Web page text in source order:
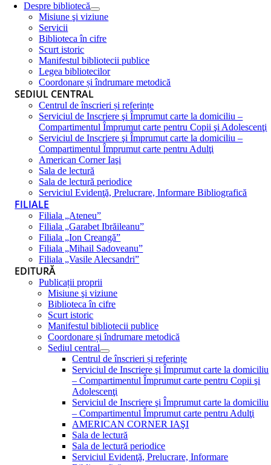
Despre bibliotecă
Misiune şi viziune
Servicii
Biblioteca în cifre
Scurt istoric
Manifestul bibliotecii publice
Legea bibliotecilor
Coordonare și îndrumare metodică
SEDIUL CENTRAL
Centrul de înscrieri și referințe
Serviciul de Inscriere şi Împrumut carte la domiciliu –
Compartimentul Împrumut carte pentru Copii şi Adolescenţi
Serviciul de Inscriere şi Împrumut carte la domiciliu –
Compartimentul Împrumut carte pentru Adulţi
American Corner Iaşi
Sala de lectură
Sala de lectură periodice
Serviciul Evidenţă, Prelucrare, Informare Bibliografică
FILIALE
Filiala „Ateneu”
Filiala „Garabet Ibrăileanu”
Filiala „Ion Creangă”
Filiala „Mihail Sadoveanu”
Filiala „Vasile Alecsandri”
EDITURĂ
Publicații proprii
Misiune şi viziune
Biblioteca în cifre
Scurt istoric
Manifestul bibliotecii publice
Coordonare și îndrumare metodică
Sediul central
Centrul de înscrieri și referințe
Serviciul de Inscriere şi Împrumut carte la domiciliu
– Compartimentul Împrumut carte pentru Copii şi
Adolescenţi
Serviciul de Inscriere şi Împrumut carte la domiciliu
– Compartimentul Împrumut carte pentru Adulţi
AMERICAN CORNER IAŞI
Sala de lectură
Sala de lectură periodice
Serviciul Evidenţă, Prelucrare, Informare